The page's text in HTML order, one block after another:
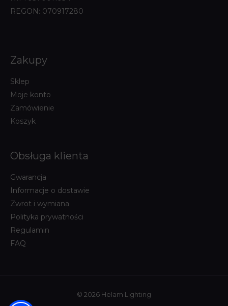
REGON: 070917280
Zakupy
Sklep
Moje konto
Zamówienie
Koszyk
Obsługa klienta
Gwarancja
Informacje o dostawie
Zwrot i wymiana
Polityka prywatności
Regulamin
FAQ
© 2026 Helam Lighting